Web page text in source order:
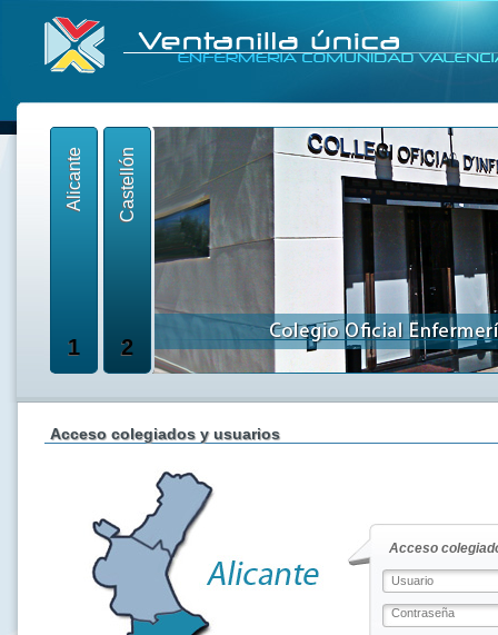
Alicante
1
Castellón
2
Acceso colegiados y usuarios
Acceso